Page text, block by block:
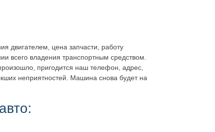
двигателем, цена запчасти, работу
всего владения транспортным средством.
пригодится наш телефон, адрес,
неприятностей. Машина снова будет на